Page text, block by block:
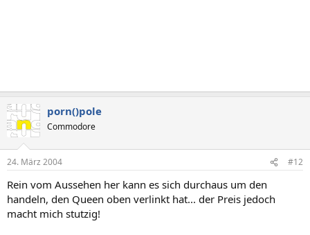
porn()pole
Commodore
24. März 2004 #12
Rein vom Aussehen her kann es sich durchaus um den
handeln, den Queen oben verlinkt hat... der Preis jedoch
macht mich stutzig!